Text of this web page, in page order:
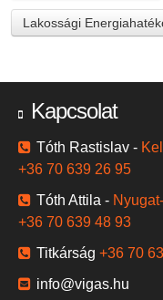
Lakossági
Kapcsolat
Tóth Rastislav -
+36 70 639 26 95
Tóth Attila -
+36 70 639 48 93
Titkárság +36 70
info@vigas.hu